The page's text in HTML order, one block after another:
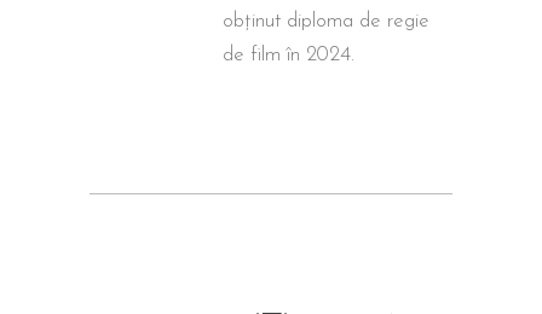
obținut diploma de regie
de film în 2024.